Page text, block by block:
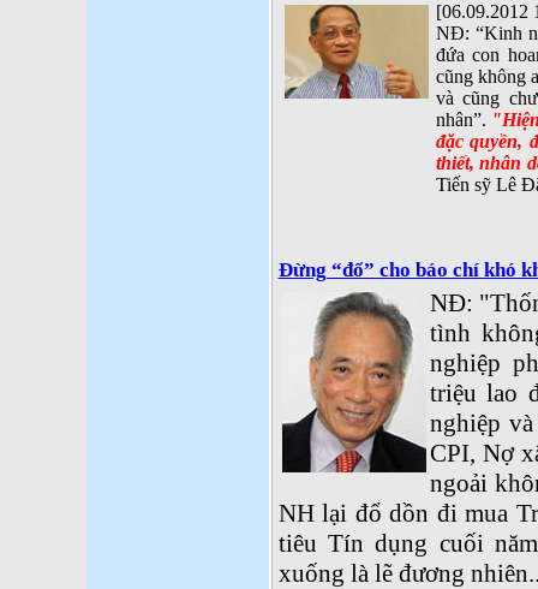
[06.09.2012
NĐ: “Kinh
đứa con
cũng không
và cũng
nhân”.
đặc quyền,
thiết, nhân
Tiến sỹ Lê
Đừng “đổ” cho báo chí khó
NĐ:
tình
nghiệp
triệu lao
nghiệp
CPI, Nợ
ngoải
NH lại đổ dồn đi mua
tiêu Tín dụng cuối
xuống là lẽ đương